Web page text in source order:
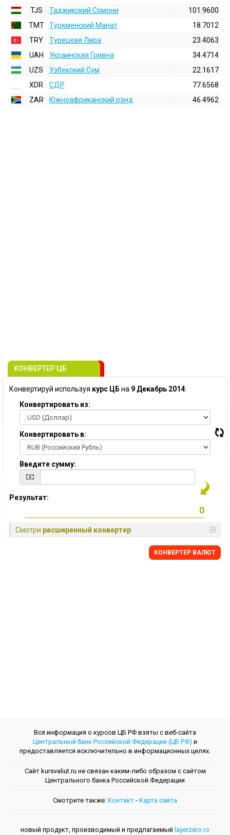
TJS
Таджикский Сомони
101.9600
TMT
Туркменский Манат
18.7012
TRY
Турецкая Лира
23.4063
UAH
Украинская Гривна
34.4714
UZS
Узбекский Сум
22.1617
XDR
СДР
77.6568
ZAR
Южноафриканский рэнд 46.4962
КОНВЕРТЕР ЦБ
Конвертируй используя курс ЦБ на 9 Декабрь 2014:
Конвертировать из:
Конвертировать в:
Введите сумму:
Результат:
Смотри расширенный конвертер
КОНВЕРТЕР ВАЛЮТ
Вся информация о курсов ЦБ РФ взяты с веб-сайта
Центральный банк Российской Федерации (ЦБ РФ) и
предоставляется исключительно в информационных целях.
Сайт kursvaliut.ru не связан каким-либо образом с сайтом
Центрального банкa Российской Федерации
Смотрите также: Контакт - Kарта сайта
новый продукт, производимый и предлагаемый layerzero.ro